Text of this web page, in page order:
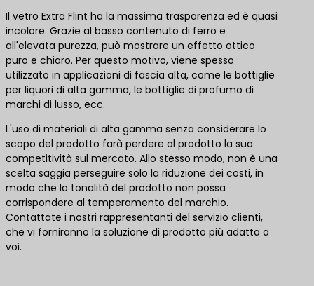
Il vetro Extra Flint ha la massima trasparenza ed è quasi
incolore. Grazie al basso contenuto di ferro e
all'elevata purezza, può mostrare un effetto ottico
puro e chiaro. Per questo motivo, viene spesso
utilizzato in applicazioni di fascia alta, come le bottiglie
per liquori di alta gamma, le bottiglie di profumo di
marchi di lusso, ecc.
L'uso di materiali di alta gamma senza considerare lo
scopo del prodotto farà perdere al prodotto la sua
competitività sul mercato. Allo stesso modo, non è una
scelta saggia perseguire solo la riduzione dei costi, in
modo che la tonalità del prodotto non possa
corrispondere al temperamento del marchio.
Contattate i nostri rappresentanti del servizio clienti,
che vi forniranno la soluzione di prodotto più adatta a
voi.